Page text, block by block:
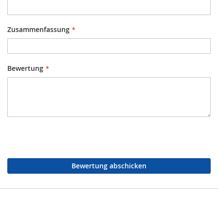
Zusammenfassung
Bewertung
Bewertung abschicken